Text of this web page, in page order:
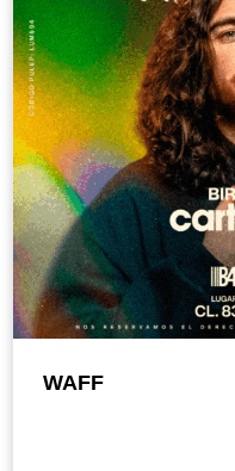
WAFF